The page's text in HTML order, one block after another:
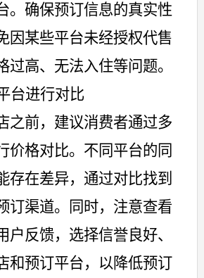
。确保预订信息的真实性
因某些平台未经授权代售
过高、无法入住等问题。
台进行对比
之前，建议消费者通过多
价格对比。不同平台的同
存在差异，通过对比找到
订渠道。同时，注意查看
户反馈，选择信誉良好、
和预订平台，以降低预订